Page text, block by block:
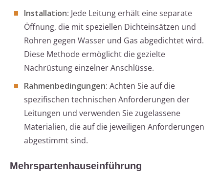
Installation: Jede Leitung erhält eine separate
Öffnung, die mit speziellen Dichteinsätzen und
Rohren gegen Wasser und Gas abgedichtet wird.
Diese Methode ermöglicht die gezielte
Nachrüstung einzelner Anschlüsse.
Rahmenbedingungen: Achten Sie auf die
spezifischen technischen Anforderungen der
Leitungen und verwenden Sie zugelassene
Materialien, die auf die jeweiligen Anforderungen
abgestimmt sind.
Mehrspartenhauseinführung